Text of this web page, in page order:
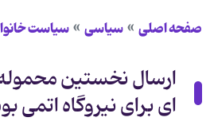
صفحه اصلی سیاسی سیاست
ارسال نخستین
ای برای نیروگاه اتمی